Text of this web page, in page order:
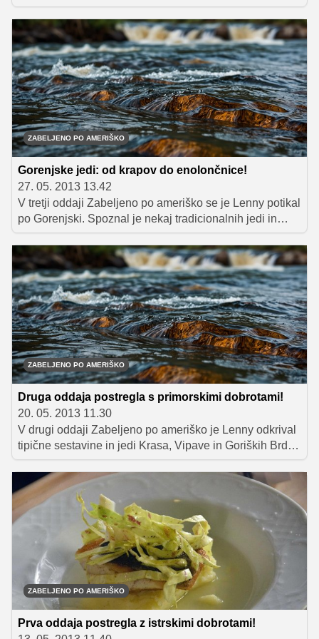
kjer je okušala tradicionalne pomurske jedi in
spoznavala tipične pomurske sestavine.
ZABELJENO PO AMERIŠKO
Gorenjske jedi: od krapov do enolončnice!
27. 05. 2013 13.42
V tretji oddaji Zabeljeno po ameriško se je Lenny potikal
po Gorenjski. Spoznal je nekaj tradicionalnih jedi in
tipičnih gorenjskih sestavin. Vas zanima, kaj je odkril in
kako bo svoje kuharsko znanje združil z gorenjskimi
lokalnimi specialitetami?
ZABELJENO PO AMERIŠKO
Druga oddaja postregla s primorskimi dobrotami!
20. 05. 2013 11.30
V drugi oddaji Zabeljeno po ameriško je Lenny odkrival
tipične sestavine in jedi Krasa, Vipave in Goriških Brdih.
Vas zanima, kaj je odkril in kaj je pripravil?
ZABELJENO PO AMERIŠKO
Prva oddaja postregla z istrskimi dobrotami!